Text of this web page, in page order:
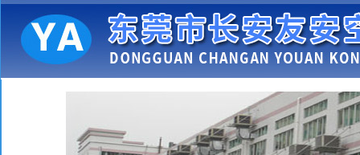
长安空调维修 中央空调